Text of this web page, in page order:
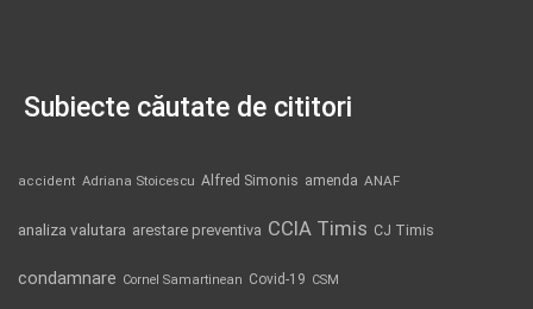
Subiecte căutate de cititori
accident Adriana Stoicescu Alfred Simonis amenda ANAF
analiza valutara arestare preventiva CCIA Timis CJ Timis
condamnare Cornel Samartinean Covid-19 CSM